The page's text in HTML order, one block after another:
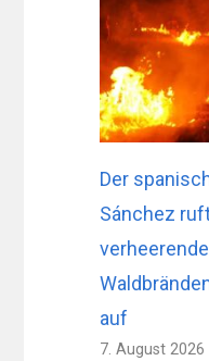
Der
Sánchez
auf
7. August 2026